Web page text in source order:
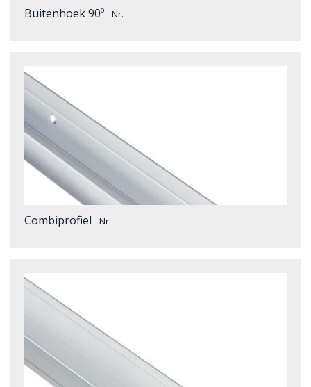
Buitenhoek 90º - Nr.
Combiprofiel - Nr.